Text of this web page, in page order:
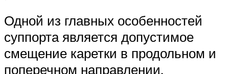
Одной из главных особенностей
суппорта является допустимое
смещение каретки в продольном и
поперечном направлении.